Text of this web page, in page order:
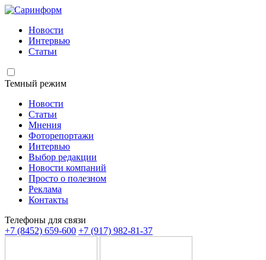
Новости
Интервью
Статьи
Темный режим
Новости
Статьи
Мнения
Фоторепортажи
Интервью
Выбор редакции
Новости компаний
Просто о полезном
Реклама
Контакты
Телефоны для связи
+7 (8452) 659-600 +7 (917) 982-81-37